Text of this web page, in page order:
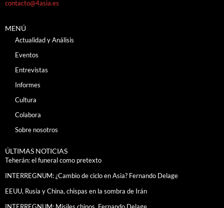
contacto@4asia.es
MENÚ
Actualidad y Análisis
Eventos
Entrevistas
Informes
Cultura
Colabora
Sobre nosotros
ÚLTIMAS NOTICIAS
Teherán: el funeral como pretexto
INTERREGNUM: ¿Cambio de ciclo en Asia? Fernando Delage
EEUU, Rusia y China, chispas en la sombra de Irán